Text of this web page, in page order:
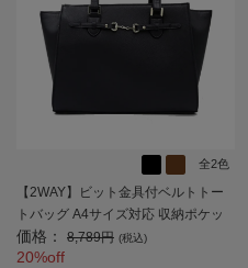
全2色
【2WAY】ビット金具付ベルトトー
トバッグ A4サイズ対応 収納ポケッ
ト充実 通年【レディース】
価格： 8,789円 (税込)
20%off